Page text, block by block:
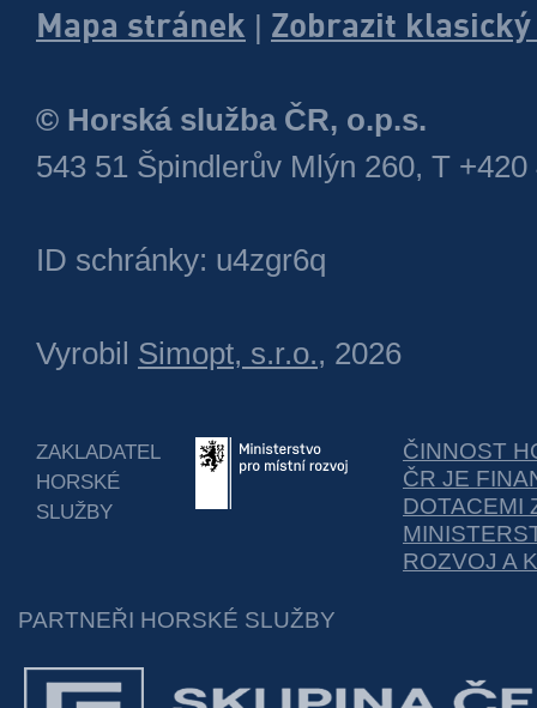
Mapa stránek | Zobrazit
© Horská služba ČR, o.p.s.
543 51 Špindlerův Mlýn 260, T +420
ID schránky: u4zgr6q
Vyrobil Simopt, s.r.o., 2026
ZAKLADATEL
HORSKÉ
SLUŽBY
ČINNOST
ČR JE
DOTACEMI
ROZVOJ A
PARTNEŘI HORSKÉ SLUŽBY